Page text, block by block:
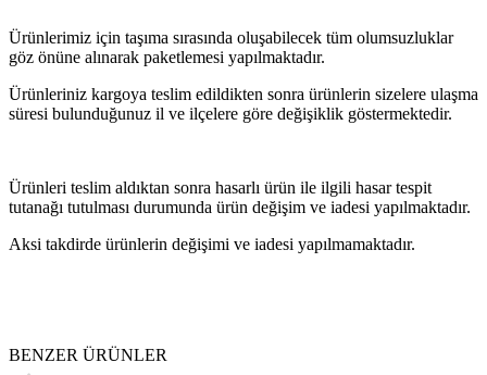
Ürünlerimiz için taşıma sırasında oluşabilecek tüm olumsuzluklar
göz önüne alınarak paketlemesi yapılmaktadır.
Ürünleriniz kargoya teslim edildikten sonra ürünlerin sizelere ulaşma
süresi bulunduğunuz il ve ilçelere göre değişiklik göstermektedir.
Ürünleri teslim aldıktan sonra hasarlı ürün ile ilgili hasar tespit
tutanağı tutulması durumunda ürün değişim ve iadesi yapılmaktadır.
Aksi takdirde ürünlerin değişimi ve iadesi yapılmamaktadır.
BENZER ÜRÜNLER